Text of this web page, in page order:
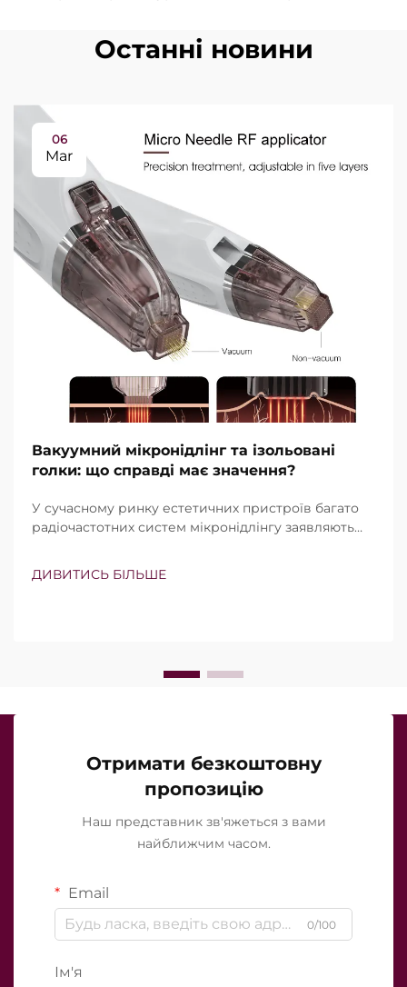
Останні новини
06
Mar
Вакуумний мікронідлінг та ізольовані
голки: що справді має значення?
У сучасному ринку естетичних пристроїв багато
радіочастотних систем мікронідлінгу заявляють
в тому, чи існують ці функції, а в тому, наскільки
ДИВИТИСЬ БІЛЬШЕ
Отримати безкоштовну
пропозицію
Наш представник зв'яжеться з вами
найближчим часом.
Email
0/100
Ім'я